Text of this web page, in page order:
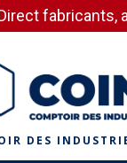
DES